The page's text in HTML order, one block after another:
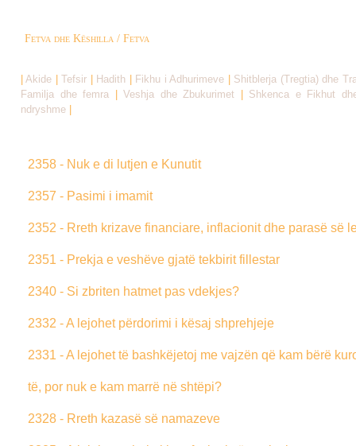
Fetva dhe Këshilla / Fetva
|Akide |Tefsir Hadith Fikhu i Adhurimeve
Shitblerja (Tregtia) dhe
Familja dhe femra
Veshja dhe Zbukurimet
Shkenca e Fikhut
ndryshme
2358 - Nuk e di lutjen e Kunutit
2357 - Pasimi i imamit
2352 - Rreth krizave financiare, inflacionit dhe parasë së
2351 - Prekja e veshëve gjatë tekbirit fillestar
2340 - Si zbriten hatmet pas vdekjes?
2332 - A lejohet përdorimi i kësaj shprehjeje
2331 - A lejohet të bashkëjetoj me vajzën që kam bërë
të, por nuk e kam marrë në shtëpi?
2328 - Rreth kazasë së namazeve